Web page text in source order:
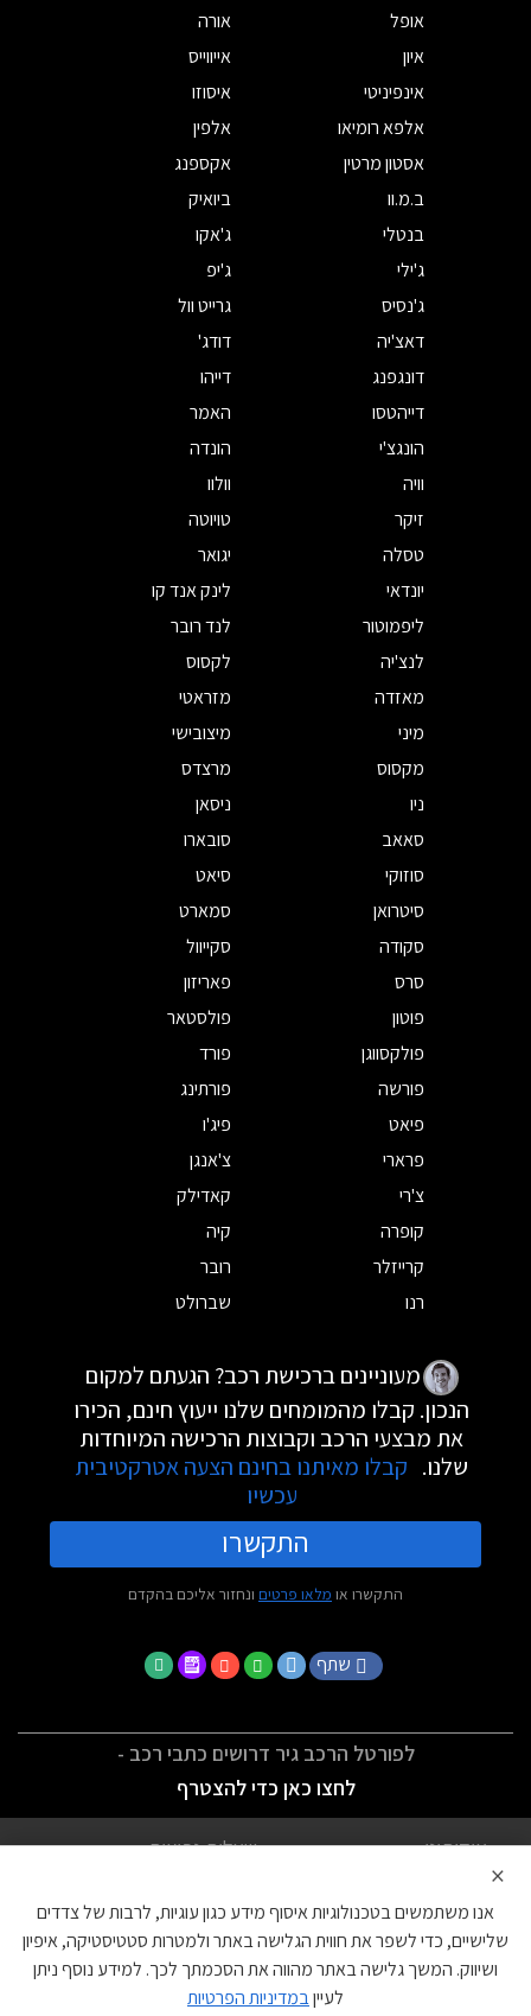
אופל
אורה
איון
אייווייס
אינפיניטי
איסוזו
אלפא רומיאו
אלפין
אסטון מרטין
אקספנג
ב.מ.וו
ביואיק
בנטלי
ג'אקו
ג'ילי
ג'יפ
ג'נסיס
גרייט וול
דאצ'יה
דודג'
דונגפנג
דייהו
דייהטסו
האמר
הונגצ'י
הונדה
וויה
וולוו
זיקר
טויוטה
טסלה
יגואר
יונדאי
לינק אנד קו
ליפמוטור
לנד רובר
לנצ'יה
לקסוס
מאזדה
מזראטי
מיני
מיצובישי
מקסוס
מרצדס
ניו
ניסאן
סאאב
סובארו
סוזוקי
סיאט
סיטרואן
סמארט
סקודה
סקייוול
סרס
פאריזון
פוטון
פולסטאר
פולקסווגן
פורד
פורשה
פורתינג
פיאט
פיג'ו
פרארי
צ'אנגן
צ'רי
קאדילק
קופרה
קיה
קרייזלר
רובר
רנו
שברולט
מעוניינים ברכישת רכב? הגעתם למקום
הנכון. קבלו מהמומחים שלנו ייעוץ חינם, הכירו
את מבצעי הרכב וקבוצות הרכישה המיוחדות
שלנו. קבלו מאיתנו בחינם הצעה אטרקטיבית
עכשיו
התקשרו
התקשרו או מלאו פרטים ונחזור אליכם בהקדם
שתף
לפורטל הרכב גיר דרושים כתבי רכב -
לחצו כאן כדי להצטרף
אודותינו
שאלות נפוצות
הצהרת נגישות
צור קשר
עוגיות
×
אנו משתמשים בטכנולוגיות איסוף מידע כגון עוגיות, לרבות של צדדים
שלישיים, כדי לשפר את חווית הגלישה באתר ולמטרות סטטיסטיקה, איפיון
ושיווק. המשך גלישה באתר מהווה את הסכמתך לכך. למידע נוסף ניתן
לעייןבמדיניות הפרטיות